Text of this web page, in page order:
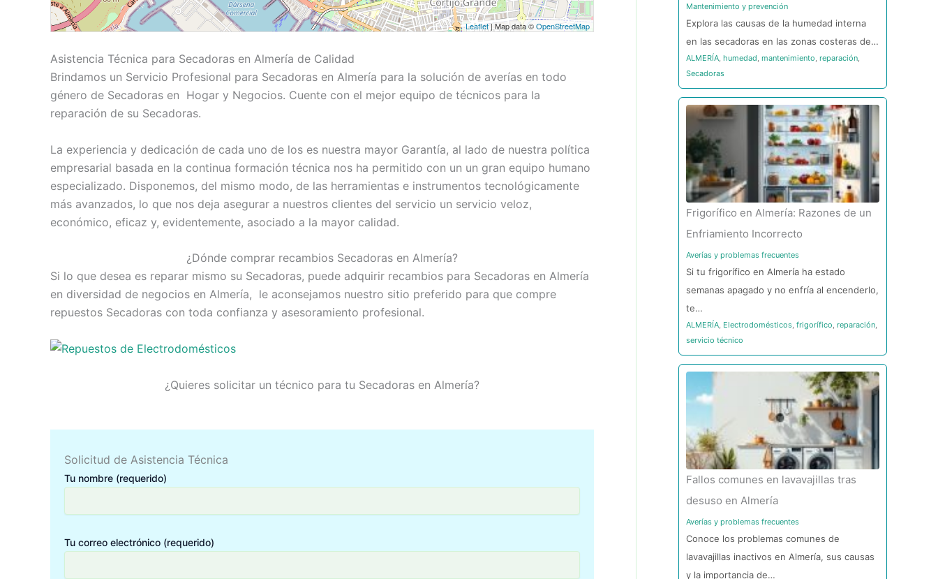
Leaflet| Map data ©OpenStreetMap
Asistencia Técnica para Secadoras en Almería de Calidad
Brindamos un Servicio Profesional para Secadoras en Almería para la solución de averías en todo
género de Secadoras en Hogar y Negocios. Cuente con el mejor equipo de técnicos para la
reparación de su Secadoras.
La experiencia y dedicación de cada uno de los es nuestra mayor Garantía, al lado de nuestra política
empresarial basada en la continua formación técnica nos ha permitido con un un gran equipo humano
especializado. Disponemos, del mismo modo, de las herramientas e instrumentos tecnológicamente
más avanzados, lo que nos deja asegurar a nuestros clientes del servicio un servicio veloz,
económico, eficaz y, evidentemente, asociado a la mayor calidad.
¿Dónde comprar recambios Secadoras en Almería?
Si lo que desea es reparar mismo su Secadoras, puede adquirir recambios para Secadoras en Almería
en diversidad de negocios en Almería, le aconsejamos nuestro sitio preferido para que compre
repuestos Secadoras con toda confianza y asesoramiento profesional.
¿Quieres solicitar un técnico para tu Secadoras en Almería?
Solicitud de Asistencia Técnica
Tu nombre (requerido)
Tu correo electrónico (requerido)
Mantenimiento y prevención
Explora las causas de la humedad interna
en las secadoras en las zonas costeras de…
ALMERÍA, humedad, mantenimiento, reparación,
Secadoras
Frigorífico en Almería: Razones de un
Enfriamiento Incorrecto
Averías y problemas frecuentes
Si tu frigorífico en Almería ha estado
semanas apagado y no enfría al encenderlo,
te…
ALMERÍA, Electrodomésticos, frigorífico, reparación,
servicio técnico
Fallos comunes en lavavajillas tras
desuso en Almería
Averías y problemas frecuentes
Conoce los problemas comunes de
lavavajillas inactivos en Almería, sus causas
y la importancia de…